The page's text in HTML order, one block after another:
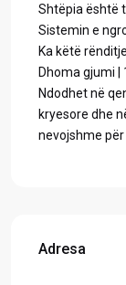
Shtëpia është
Sistemin e
Ka këtë
Dhoma gjumi |
Ndodhet në
kryesore dhe
nevojshme për
Adresa